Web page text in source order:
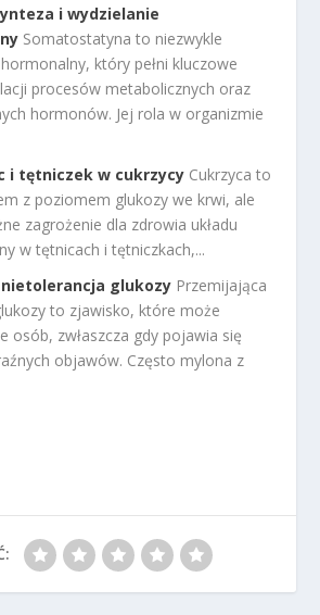
i wydzielanie
Somatostatyna to niezwykle
który pełni kluczowe
procesów metabolicznych oraz
hormonów. Jej rola w organizmie
i tętniczek w cukrzycy Cukrzyca to
z poziomem glukozy we krwi, ale
zagrożenie dla zdrowia układu
w tętnicach i tętniczkach,...
glukozy Przemijająca
to zjawisko, które może
osób, zwłaszcza gdy pojawia się
objawów. Często mylona z